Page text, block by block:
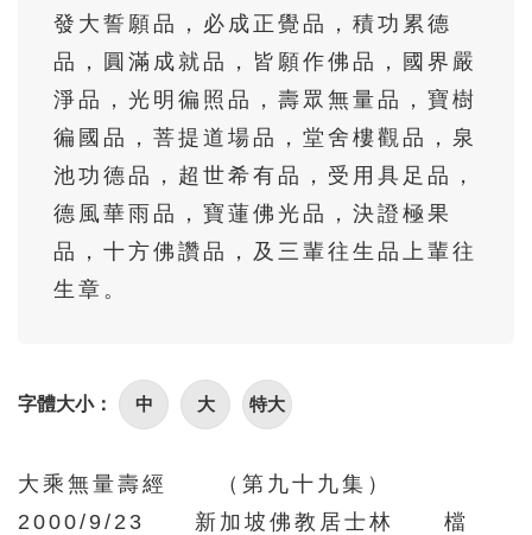
61 62 63 64
66 67 68 69 70
71 72 73 74 75
76 77 78 79 80
86 87 88 89 90
91
103
107 108
116 118 119 120
發大誓願品，必成正覺品，積功累德
品，圓滿成就品，皆願作佛品，國界嚴
淨品，光明徧照品，壽眾無量品，寶樹
徧國品，菩提道場品，堂舍樓觀品，泉
池功德品，超世希有品，受用具足品，
德風華雨品，寶蓮佛光品，決證極果
品，十方佛讚品，及三輩往生品上輩往
生章。
字體大小： 中 大 特大
大乘無量壽經 （第九十九集）
2000/9/23 新加坡佛教居士林 檔